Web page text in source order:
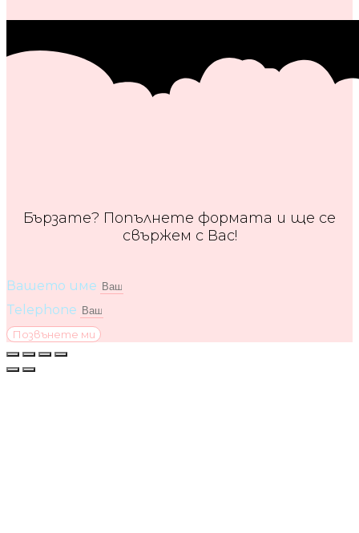
Бързате? Попълнете формата и ще се
свържем с Вас!
Вашето име
Telephone
Позвънете ми